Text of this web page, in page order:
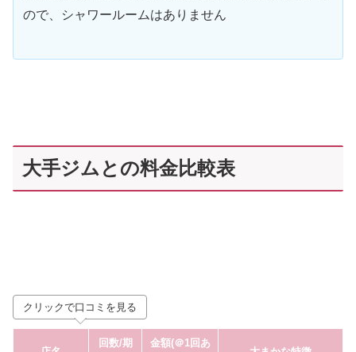
ので、シャワールームはありません
大手ジムとの料金比較表
クリックで口コミを見る
回数/期 金額(＠1回あ